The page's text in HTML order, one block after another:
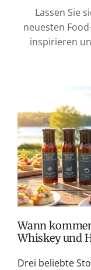
Lassen Sie
neuesten
inspirieren
Wann
Whiskey und
Drei beliebte